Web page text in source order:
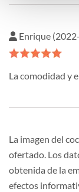
Enrique
La comodidad y
La imagen del
ofertado. Los
obtenida de la
efectos